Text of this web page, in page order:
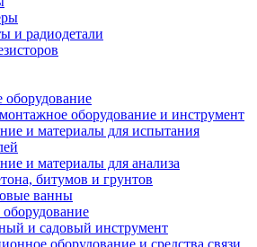
и радиодетали
оборудование
оборудование и инструмент
и материалы для испытания
и материалы для анализа
битумов и грунтов
ванны
и садовый инструмент
оборудование и средства связи